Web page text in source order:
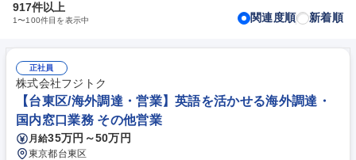
917件以上
1〜100件目を表示中 関連度順 新着順
正社員
株式会社フジトク
【台東区/海外調達・営業】英語を活かせる海外調達・
国内窓口業務 その他営業
月給35万円～50万円
東京都台東区